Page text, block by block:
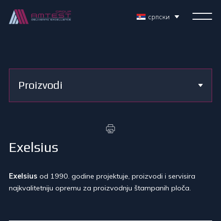
српски
Proizvodi
Exelsius
Exelsius od 1990. godine projektuje, proizvodi i servisira
najkvalitetniju opremu za proizvodnju štampanih ploča.